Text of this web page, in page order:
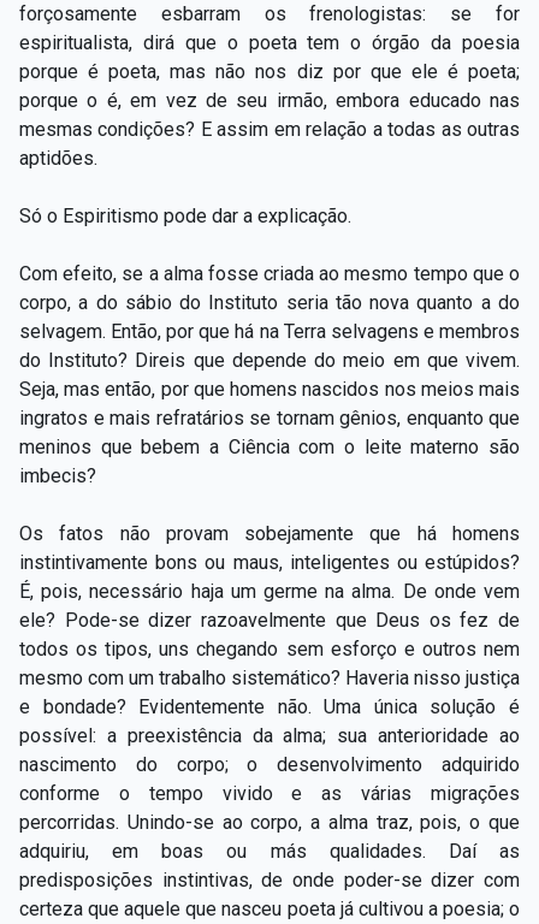
forçosamente esbarram os frenologistas: se for
espiritualista, dirá que o poeta tem o órgão da poesia
porque é poeta, mas não nos diz por que ele é poeta;
porque o é, em vez de seu irmão, embora educado nas
mesmas condições? E assim em relação a todas as outras
aptidões.
Só o Espiritismo pode dar a explicação.
Com efeito, se a alma fosse criada ao mesmo tempo que o
corpo, a do sábio do Instituto seria tão nova quanto a do
selvagem. Então, por que há na Terra selvagens e membros
do Instituto? Direis que depende do meio em que vivem.
Seja, mas então, por que homens nascidos nos meios mais
ingratos e mais refratários se tornam gênios, enquanto que
meninos que bebem a Ciência com o leite materno são
imbecis?
Os fatos não provam sobejamente que há homens
instintivamente bons ou maus, inteligentes ou estúpidos?
É, pois, necessário haja um germe na alma. De onde vem
ele? Pode-se dizer razoavelmente que Deus os fez de
todos os tipos, uns chegando sem esforço e outros nem
mesmo com um trabalho sistemático? Haveria nisso justiça
e bondade? Evidentemente não. Uma única solução é
possível: a preexistência da alma; sua anterioridade ao
nascimento do corpo; o desenvolvimento adquirido
conforme o tempo vivido e as várias migrações
percorridas. Unindo-se ao corpo, a alma traz, pois, o que
adquiriu, em boas ou más qualidades. Daí as
predisposições instintivas, de onde poder-se dizer com
certeza que aquele que nasceu poeta já cultivou a poesia; o